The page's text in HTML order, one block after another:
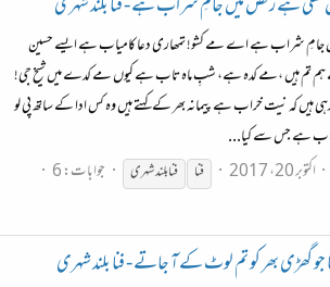
ہے رقص میں جامِ شراب ہے - فنا بلند شہری
جامِ شراب ہے اے مے کشو! تمھاری دعا کامیاب ہے ایسے حسین
ہم تم ہیں ،مے کدہ ہے، شبِ ماہ تاب ہے کیوں مے کدے میں شیخ جی!
رہی ہیں کہ نیت خراب ہے پیمانہ بھر کے کہتے ہیں وہ کس ادا کے ساتھ پی لو
ہے جس سے کیا...
اکتوبر 20، 2017 فنا فنابلند شہری
جوابات: 6
جو گھڑی بھر کو تم لوٹ کے آ جاتے - فنا بلند شہری